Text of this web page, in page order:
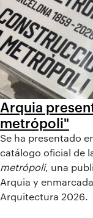
Arquia
metrópoli"
Se ha presentado
catálogo oficial de
metrópoli, una
Arquia y
Arquitectura 2026.